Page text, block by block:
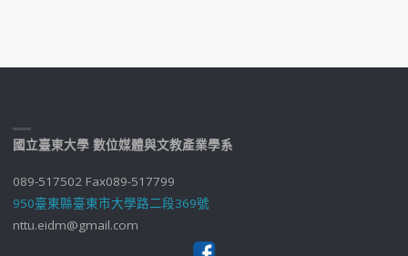
國立臺東大學 數位媒體與文教產業學系
089-517502 Fax089-517799
950臺東縣臺東市大學路二段369號
nttu.eidm@gmail.com